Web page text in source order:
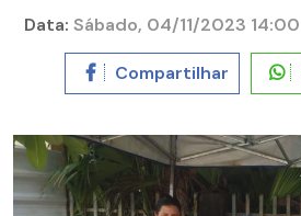
Data: Sábado, 04/11/2023 14:00
Compartilhar